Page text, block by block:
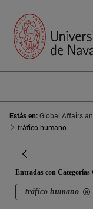
Estás en:Global Affairs
tráfico humano
Entradas con
tráfico humano